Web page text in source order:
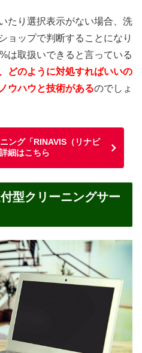
たり選択表示がない場合、洗
ョップで判断することになり
は取扱いできると言っている
どのように対処すればいいの
ウハウと技術があるのでしょ
ング「RINAVIS（リナビ
細はこちら
型クリーニングサー